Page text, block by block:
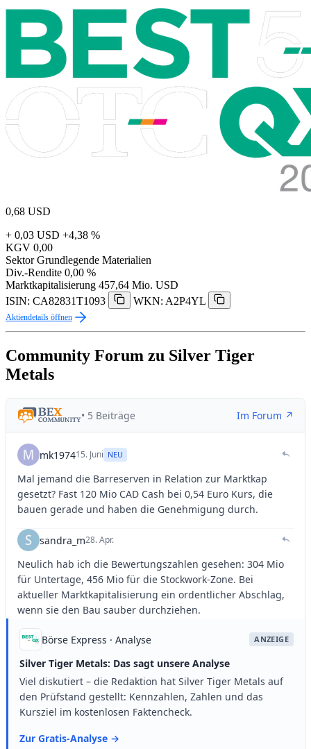
0,68 USD
+ 0,03 USD +4,38 %
KGV 0,00
Sektor Grundlegende Materialien
Div.-Rendite 0,00 %
Marktkapitalisierung 457,64 Mio. USD
ISIN: CA82831T1093
WKN: A2P4YL
Aktiendetails öffnen
Community Forum zu Silver Tiger
Metals